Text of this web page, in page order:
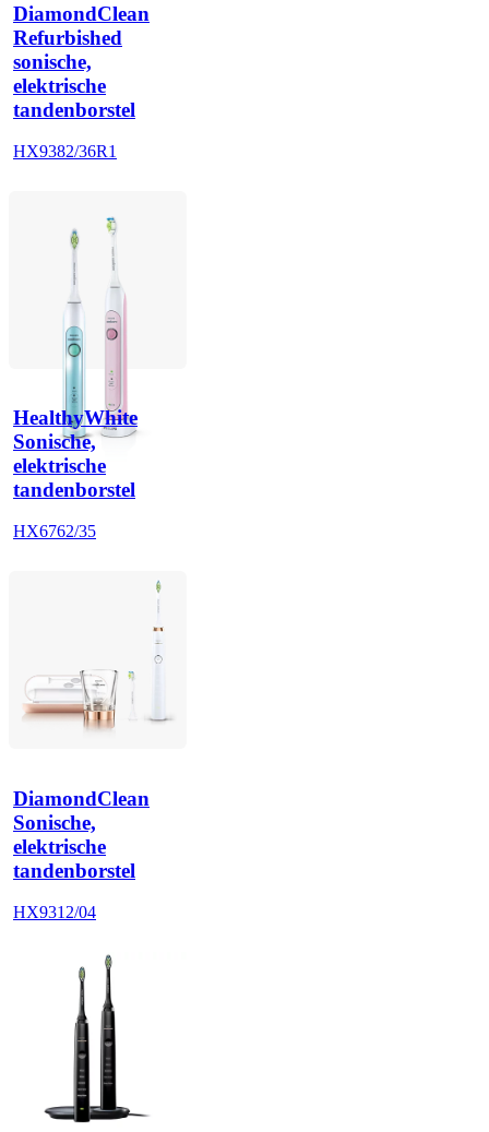
DiamondClean
Refurbished
sonische,
elektrische
tandenborstel
HX9382/36R1
HealthyWhite
Sonische,
elektrische
tandenborstel
HX6762/35
DiamondClean
Sonische,
elektrische
tandenborstel
HX9312/04